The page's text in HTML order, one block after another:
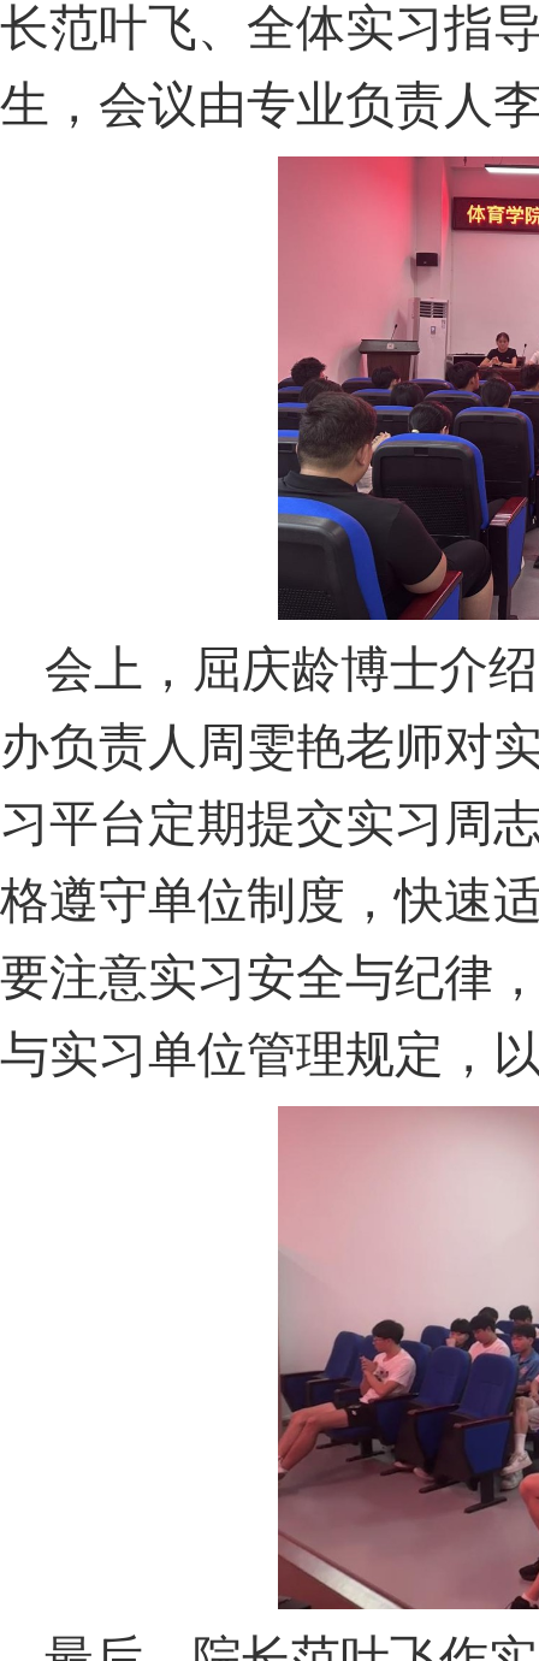
长范叶飞、全体实习指
生，会议由专业负责人
会上，屈庆龄博士介
办负责人周雯艳老师对
习平台定期提交实习周
格遵守单位制度，快速
要注意实习安全与纪律
与实习单位管理规定，